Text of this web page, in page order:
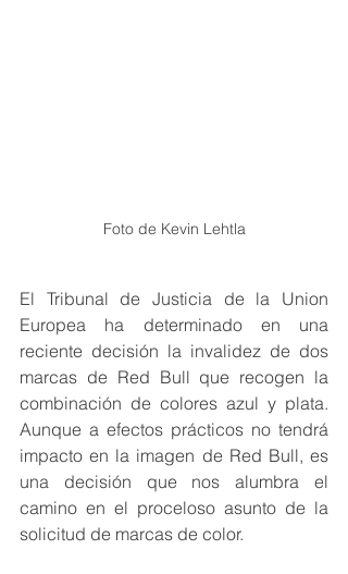
Foto de Kevin Lehtla
El Tribunal de Justicia de la Union
Europea ha determinado en una
reciente decisión la invalidez de dos
marcas de Red Bull que recogen la
combinación de colores azul y plata.
Aunque a efectos prácticos no tendrá
impacto en la imagen de Red Bull, es
una decisión que nos alumbra el
camino en el proceloso asunto de la
solicitud de marcas de color.